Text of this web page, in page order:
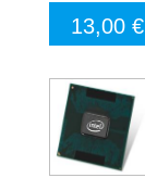
13,00 €